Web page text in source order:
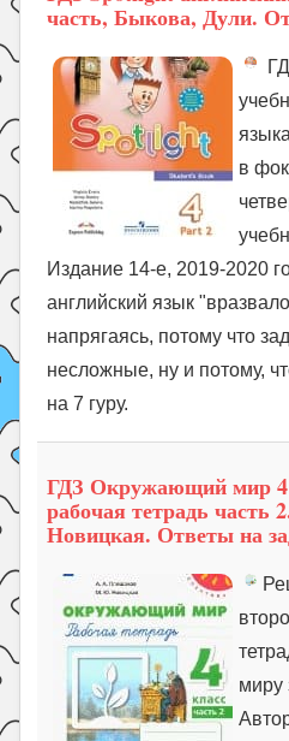
часть, Быкова, Дули.
в
Издание 14-е, 2019-2020
английский язык
напрягаясь, потому что
несложные, ну и потому,
на 7 гуру.
ГДЗ Окружающий мир 4
рабочая тетрадь часть
Новицкая. Ответы на
миру